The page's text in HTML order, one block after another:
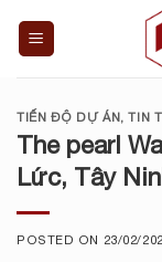
TIẾN ĐỘ DỰ ÁN,TIN
The pearl
Lức, Tây
POSTED ON 23/02/